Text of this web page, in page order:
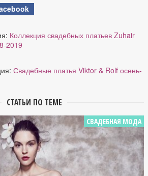
Коллекция свадебных платьев Zuhair
2019
Свадебные платья Viktor & Rolf осень-
СТАТЬИ ПО ТЕМЕ
СВАДЕБНАЯ МОДА